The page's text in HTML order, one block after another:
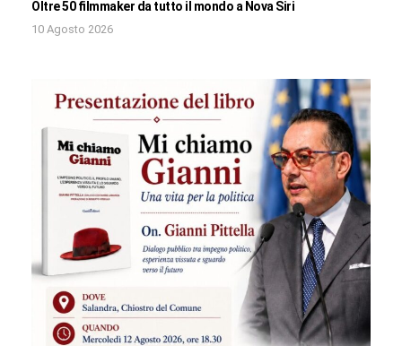
Oltre 50 filmmaker da tutto il mondo a Nova Siri
10 Agosto 2026